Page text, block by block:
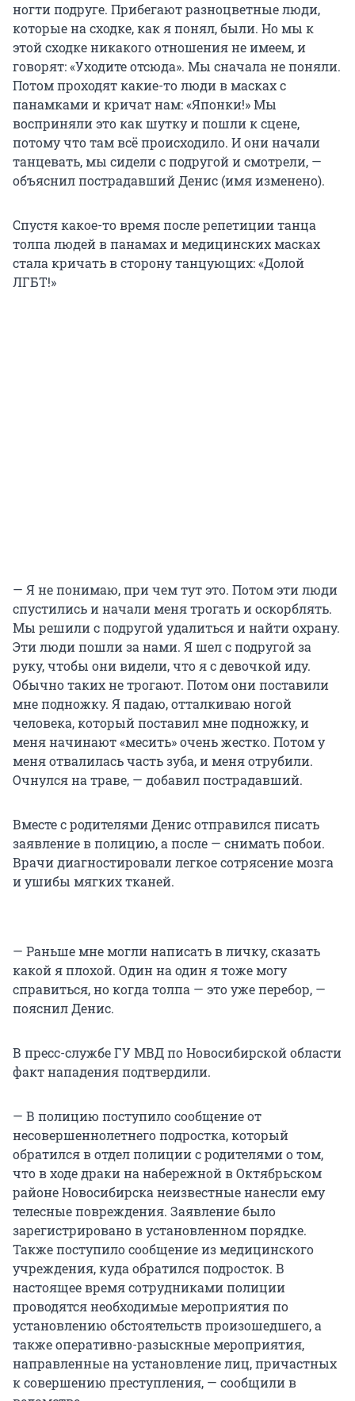
ногти подруге. Прибегают разноцветные люди,
которые на сходке, как я понял, были. Но мы к
этой сходке никакого отношения не имеем, и
говорят: «Уходите отсюда». Мы сначала не поняли.
Потом проходят какие-то люди в масках с
панамками и кричат нам: «Японки!» Мы
восприняли это как шутку и пошли к сцене,
потому что там всё происходило. И они начали
танцевать, мы сидели с подругой и смотрели, —
объяснил пострадавший Денис (имя изменено).
Спустя какое-то время после репетиции танца
толпа людей в панамах и медицинских масках
стала кричать в сторону танцующих: «Долой
ЛГБТ!»
— Я не понимаю, при чем тут это. Потом эти люди
спустились и начали меня трогать и оскорблять.
Мы решили с подругой удалиться и найти охрану.
Эти люди пошли за нами. Я шел с подругой за
руку, чтобы они видели, что я с девочкой иду.
Обычно таких не трогают. Потом они поставили
мне подножку. Я падаю, отталкиваю ногой
человека, который поставил мне подножку, и
меня начинают «месить» очень жестко. Потом у
меня отвалилась часть зуба, и меня отрубили.
Очнулся на траве, — добавил пострадавший.
Вместе с родителями Денис отправился писать
заявление в полицию, а после — снимать побои.
Врачи диагностировали легкое сотрясение мозга
и ушибы мягких тканей.
— Раньше мне могли написать в личку, сказать
какой я плохой. Один на один я тоже могу
справиться, но когда толпа — это уже перебор, —
пояснил Денис.
В пресс-службе ГУ МВД по Новосибирской области
факт нападения подтвердили.
— В полицию поступило сообщение от
несовершеннолетнего подростка, который
обратился в отдел полиции с родителями о том,
что в ходе драки на набережной в Октябрьском
районе Новосибирска неизвестные нанесли ему
телесные повреждения. Заявление было
зарегистрировано в установленном порядке.
Также поступило сообщение из медицинского
учреждения, куда обратился подросток. В
настоящее время сотрудниками полиции
проводятся необходимые мероприятия по
установлению обстоятельств произошедшего, а
также оперативно-разыскные мероприятия,
направленные на установление лиц, причастных
к совершению преступления, — сообщили в